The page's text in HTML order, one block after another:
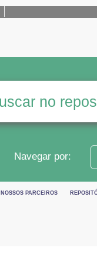
Navegar por:
NOSSOS PARCEIROS